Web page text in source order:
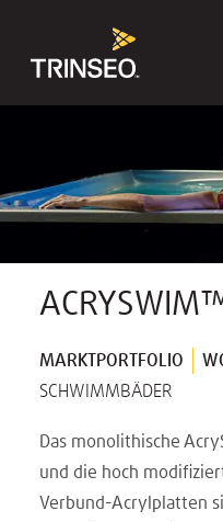
MARKTPORTFOLIO
SCHWIMMBÄDER
Das monolithische
und die hoch
Verbund-Acrylplatten